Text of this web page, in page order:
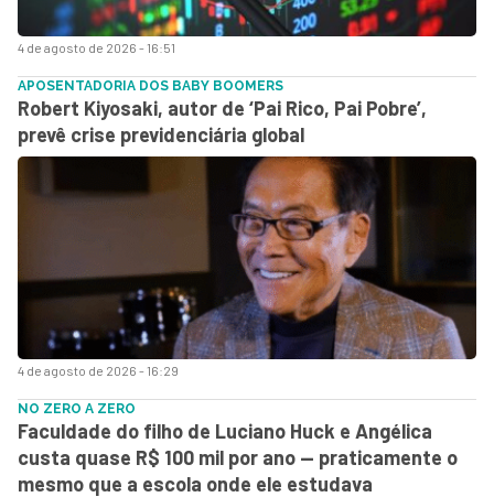
4 de agosto de 2026 - 16:51
4 de agosto de 2026 - 16:29
APOSENTADORIA DOS BABY BOOMERS
Robert Kiyosaki, autor de ‘Pai Rico, Pai Pobre’,
prevê crise previdenciária global
NO ZERO A ZERO
Faculdade do filho de Luciano Huck e Angélica
custa quase R$ 100 mil por ano — praticamente o
mesmo que a escola onde ele estudava